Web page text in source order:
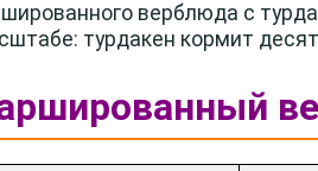
верблюда с
турдакен кормит